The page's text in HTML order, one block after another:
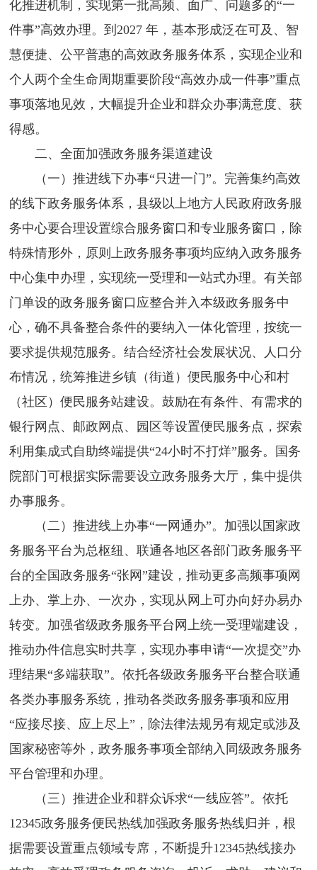
化推进机制，实现第一批高频、面广、问题多的“一
件事”高效办理。到2027 年，基本形成泛在可及、智
慧便捷、公平普惠的高效政务服务体系，实现企业和
个人两个全生命周期重要阶段“高效办成一件事”重点
事项落地见效，大幅提升企业和群众办事满意度、获
得感。
二、全面加强政务服务渠道建设
（一）推进线下办事“只进一门”。完善集约高效
的线下政务服务体系，县级以上地方人民政府政务服
务中心要合理设置综合服务窗口和专业服务窗口，除
特殊情形外，原则上政务服务事项均应纳入政务服务
中心集中办理，实现统一受理和一站式办理。有关部
门单设的政务服务窗口应整合并入本级政务服务中
心，确不具备整合条件的要纳入一体化管理，按统一
要求提供规范服务。结合经济社会发展状况、人口分
布情况，统筹推进乡镇（街道）便民服务中心和村
（社区）便民服务站建设。鼓励在有条件、有需求的
银行网点、邮政网点、园区等设置便民服务点，探索
利用集成式自助终端提供“24小时不打烊”服务。国务
院部门可根据实际需要设立政务服务大厅，集中提供
办事服务。
（二）推进线上办事“一网通办”。加强以国家政
务服务平台为总枢纽、联通各地区各部门政务服务平
台的全国政务服务“张网”建设，推动更多高频事项网
上办、掌上办、一次办，实现从网上可办向好办易办
转变。加强省级政务服务平台网上统一受理端建设，
推动办件信息实时共享，实现办事申请“一次提交”办
理结果“多端获取”。依托各级政务服务平台整合联通
各类办事服务系统，推动各类政务服务事项和应用
“应接尽接、应上尽上”，除法律法规另有规定或涉及
国家秘密等外，政务服务事项全部纳入同级政务服务
平台管理和办理。
（三）推进企业和群众诉求“一线应答”。依托
12345政务服务便民热线加强政务服务热线归并，根
据需要设置重点领域专席，不断提升12345热线接办